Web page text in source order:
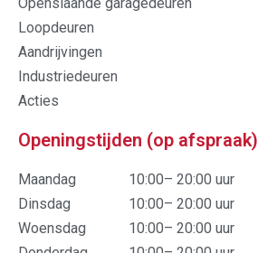
Loopdeuren
Aandrijvingen
Industriedeuren
Acties
Openingstijden (op afspraak)
Maandag
Dinsdag
Woensdag
10:00– 20:00 uur
10:00– 20:00 uur
10:00– 20:00 uur